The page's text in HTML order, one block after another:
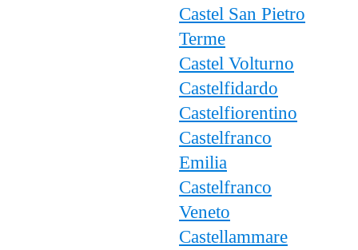
Castel San Pietro
Terme
Castel Volturno
Castelfidardo
Castelfiorentino
Castelfranco
Emilia
Castelfranco
Veneto
Castellammare